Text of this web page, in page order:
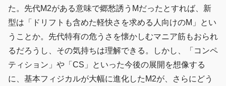
た。先代M2がある意味で郷愁誘うMだったとすれば、新
型は「ドリフトも含めた軽快さを求める人向けのM」とい
うことか。先代特有の危うさを懐かしむマニア筋もおられ
るだろうし、その気持ちは理解できる。しかし、「コンペ
ティション」や「CS」といった今後の展開を想像する
に、基本フィジカルが大幅に進化したM2が、さらにどう